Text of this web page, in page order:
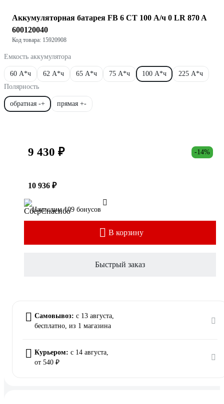
Аккумуляторная батарея FB 6 СТ 100 А/ч 0 LR 870 A
600120040
Код товара: 15920908
Емкость аккумулятора
60 А*ч 62 А*ч 65 А*ч 75 А*ч 100 А*ч
225 А*ч
Полярность
обратная -+ прямая +-
9 430 ₽ -14%
10 936 ₽
Начислим 109 бонусов
В корзину
Быстрый заказ
Самовывоз: c 13 августа,
бесплатно, из 1 магазина
Курьером: c 14 августа,
от 540 ₽